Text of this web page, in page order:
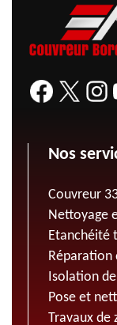
Nos
Couvreur
Nettoyage
Etanchéité
Réparation
Isolation
Pose et
Travaux de